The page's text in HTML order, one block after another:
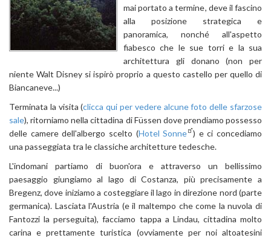
mai portato a termine, deve il fascino
alla posizione strategica e
panoramica, nonché all'aspetto
fiabesco che le sue torri e la sua
architettura gli donano (non per
niente Walt Disney si ispirò proprio a questo castello per quello di
Biancaneve...)
Terminata la visita (clicca qui per vedere alcune foto delle sfarzose
sale), ritorniamo nella cittadina di Füssen dove prendiamo possesso
delle camere dell'albergo scelto (Hotel Sonne ) e ci concediamo
una passeggiata tra le classiche architetture tedesche.
L'indomani partiamo di buon'ora e attraverso un bellissimo
paesaggio giungiamo al lago di Costanza, più precisamente a
Bregenz, dove iniziamo a costeggiare il lago in direzione nord (parte
germanica). Lasciata l'Austria (e il maltempo che come la nuvola di
Fantozzi la perseguita), facciamo tappa a Lindau, cittadina molto
carina e prettamente turistica (ovviamente per noi altoatesini